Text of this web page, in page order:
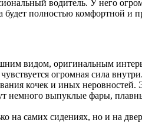
водитель. У него
будет полностью комфортной и
видом, оригинальным
огромная сила
кочек и иных
выпуклые фары,
самих сидениях, но и на